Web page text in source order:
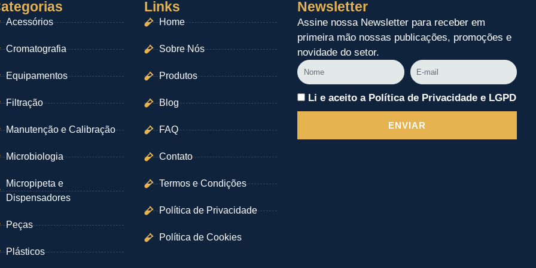
Acessórios
Cromatografia
Equipamentos
Filtração
Manutenção e Calibração
Microbiologia
Micropipeta e
Dispensadores
Peças
Plásticos
Links
Home
Sobre Nós
Produtos
Blog
FAQ
Contato
Termos e Condições
Política de Privacidade
Política de Cookies
Newsletter
Assine nossa Newsletter para receber em
primeira mão nossas publicações, promoções e
novidade do setor.
Nome
E-
mail
Li e aceito a Política de Privacidade e LGPD
ENVIAR